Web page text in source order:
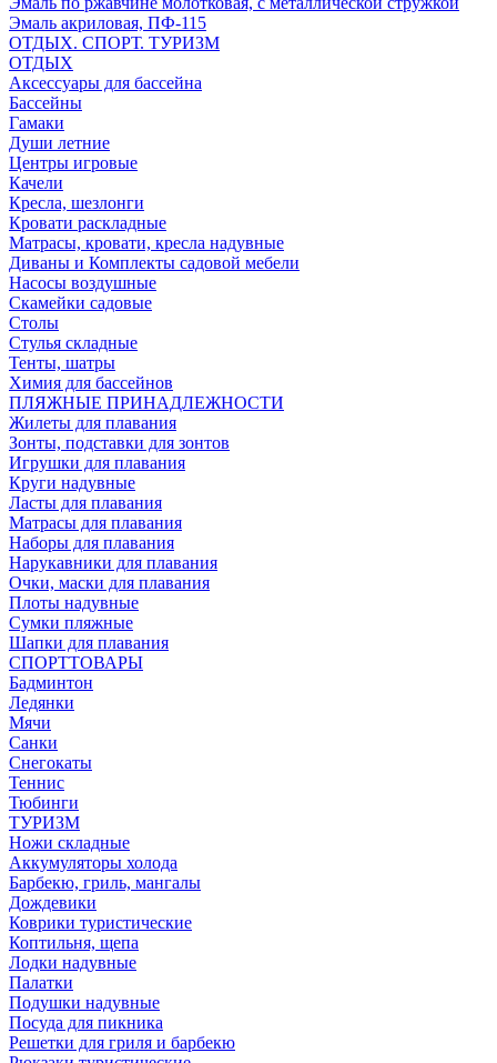
Эмаль акриловая, ПФ-115
ОТДЫХ. СПОРТ. ТУРИЗМ
ОТДЫХ
Аксессуары для бассейна
Бассейны
Гамаки
Души летние
Центры игровые
Качели
Кресла, шезлонги
Кровати раскладные
Матрасы, кровати, кресла надувные
Диваны и Комплекты садовой мебели
Насосы воздушные
Скамейки садовые
Столы
Стулья складные
Тенты, шатры
Химия для бассейнов
ПЛЯЖНЫЕ ПРИНАДЛЕЖНОСТИ
Жилеты для плавания
Зонты, подставки для зонтов
Игрушки для плавания
Круги надувные
Ласты для плавания
Матрасы для плавания
Наборы для плавания
Нарукавники для плавания
Очки, маски для плавания
Плоты надувные
Сумки пляжные
Шапки для плавания
СПОРТТОВАРЫ
Бадминтон
Ледянки
Мячи
Санки
Снегокаты
Теннис
Тюбинги
ТУРИЗМ
Ножи складные
Аккумуляторы холода
Барбекю, гриль, мангалы
Дождевики
Коврики туристические
Коптильня, щепа
Лодки надувные
Палатки
Подушки надувные
Посуда для пикника
Решетки для гриля и барбекю